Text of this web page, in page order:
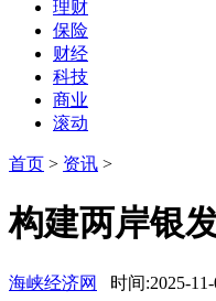
理财
保险
财经
科技
商业
滚动
首页 > 资讯 >
构建两岸银
海峡经济网 时间:2025-11-